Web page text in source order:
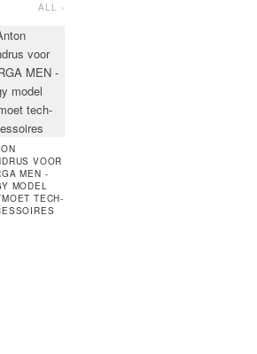
ALL ›
VOOR
MEN -
MODEL
TECH-